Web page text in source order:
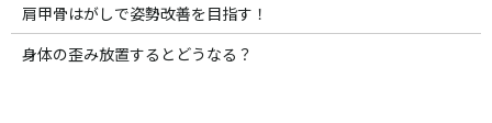
肩甲骨はがしで姿勢改善を目指す！
身体の歪み放置するとどうなる？